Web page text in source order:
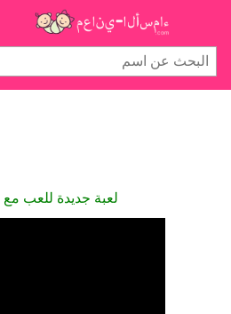
لعبة جديدة للعب مع